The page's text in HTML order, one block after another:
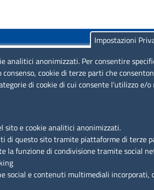
Piazza Sallustio, 21 - 00187 Roma
C.F.: 01484460587
P.Iva: 01000211001
Impostazioni
analitici anonimizzati. Per consentire
cookie di terze parti che
di cookie di cui consente l’utilizzo e/
sito e cookie analitici anonimizzati.
di questo sito tramite piattaforme di terze
la funzione di condivisione tramite social
social e contenuti multimediali